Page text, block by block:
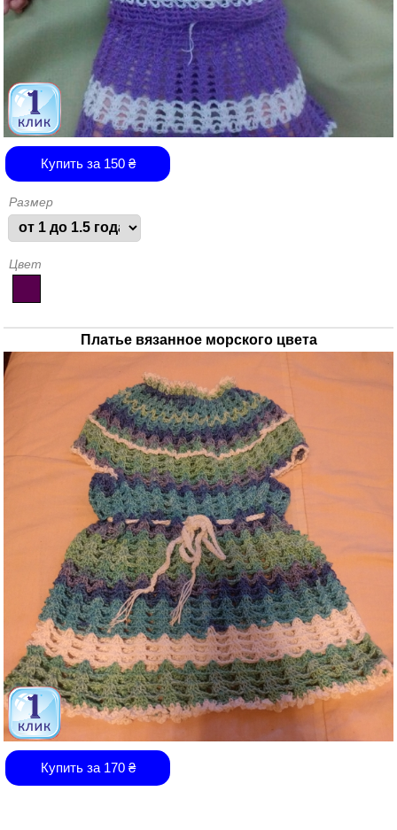
Купить за 150₴
Размер
Цвет
Платье вязанное морского цвета
Купить за 170₴